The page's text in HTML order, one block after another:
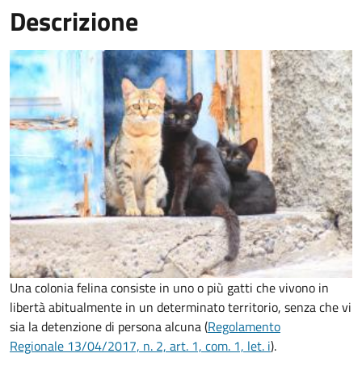
Descrizione
Una colonia felina consiste in uno o più gatti che vivono in
libertà abitualmente in un determinato territorio, senza che vi
sia la detenzione di persona alcuna (Regolamento
Regionale 13/04/2017, n. 2, art. 1, com. 1, let. i).